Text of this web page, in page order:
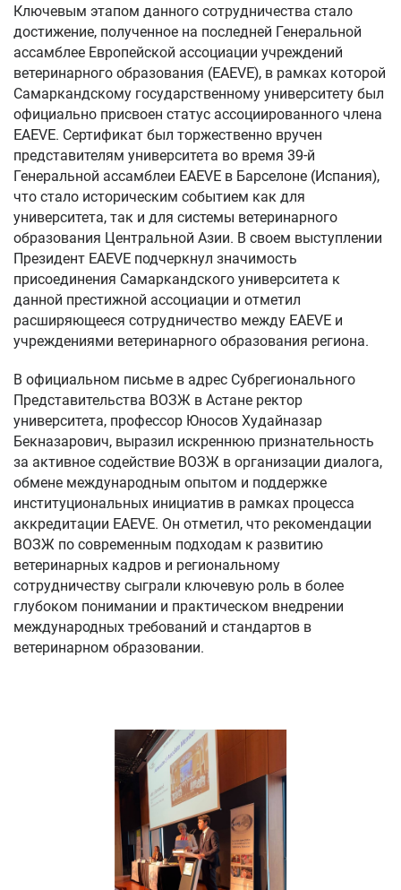
Ключевым этапом данного сотрудничества стало
достижение, полученное на последней Генеральной
ассамблее Европейской ассоциации учреждений
ветеринарного образования (EAEVE), в рамках которой
Самаркандскому государственному университету был
официально присвоен статус ассоциированного члена
EAEVE. Сертификат был торжественно вручен
представителям университета во время 39-й
Генеральной ассамблеи EAEVE в Барселоне (Испания),
что стало историческим событием как для
университета, так и для системы ветеринарного
образования Центральной Азии. В своем выступлении
Президент EAEVE подчеркнул значимость
присоединения Самаркандского университета к
данной престижной ассоциации и отметил
расширяющееся сотрудничество между EAEVE и
учреждениями ветеринарного образования региона.
В официальном письме в адрес Субрегионального
Представительства ВОЗЖ в Астане ректор
университета, профессор Юносов Худайназар
Бекназарович, выразил искреннюю признательность
за активное содействие ВОЗЖ в организации диалога,
обмене международным опытом и поддержке
институциональных инициатив в рамках процесса
аккредитации EAEVE. Он отметил, что рекомендации
ВОЗЖ по современным подходам к развитию
ветеринарных кадров и региональному
сотрудничеству сыграли ключевую роль в более
глубоком понимании и практическом внедрении
международных требований и стандартов в
ветеринарном образовании.